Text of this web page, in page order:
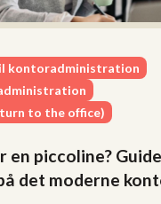
kontoradministration
to the office)
en piccoline?
det moderne